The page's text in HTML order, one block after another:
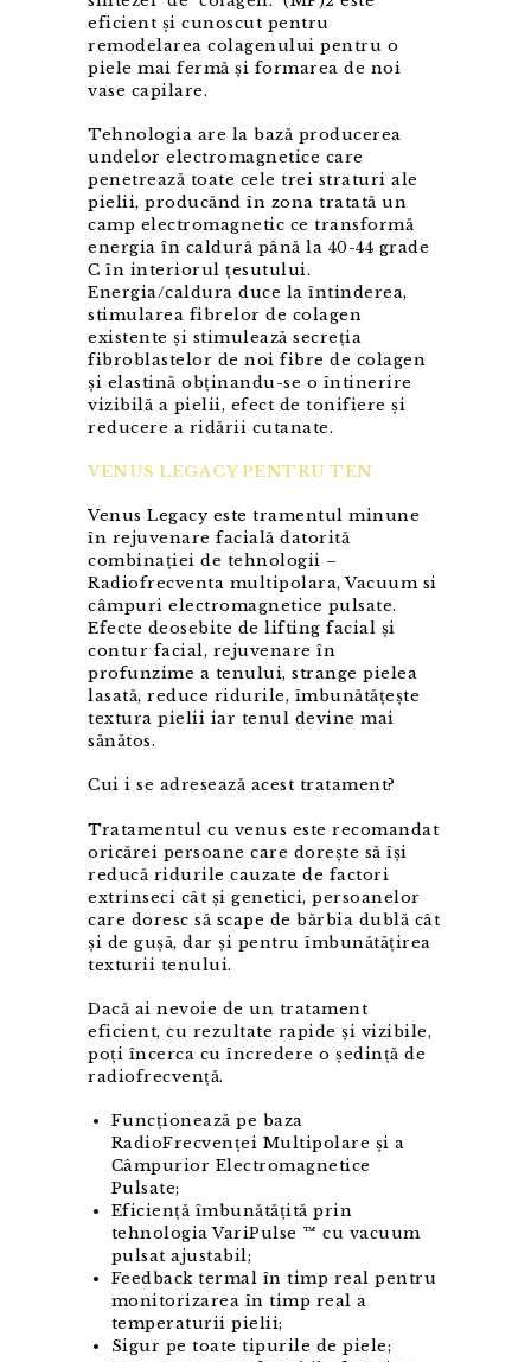
eficient și cunoscut pentru
remodelarea colagenului pentru o
piele mai fermă și formarea de noi
vase capilare.
Tehnologia are la bază producerea
undelor electromagnetice care
penetrează toate cele trei straturi ale
pielii, producănd în zona tratată un
camp electromagnetic ce transformă
energia în caldură până la 40-44 grade
C în interiorul țesutului.
Energia/caldura duce la întinderea,
stimularea fibrelor de colagen
existente și stimulează secreția
fibroblastelor de noi fibre de colagen
și elastină obținandu-se o întinerire
vizibilă a pielii, efect de tonifiere și
reducere a ridării cutanate.
VENUS LEGACY PENTRU TEN
Venus Legacy este tramentul minune
în rejuvenare facială datorită
combinației de tehnologii –
Radiofrecventa multipolara, Vacuum si
câmpuri electromagnetice pulsate.
Efecte deosebite de lifting facial și
contur facial, rejuvenare în
profunzime a tenului, strange pielea
lasată, reduce ridurile, îmbunătățește
textura pielii iar tenul devine mai
sănătos.
Cui i se adresează acest tratament?
Tratamentul cu venus este recomandat
oricărei persoane care dorește să își
reducă ridurile cauzate de factori
extrinseci cât și genetici, persoanelor
care doresc să scape de bărbia dublă cât
și de gușă, dar și pentru îmbunătățirea
texturii tenului.
Dacă ai nevoie de un tratament
eficient, cu rezultate rapide și vizibile,
poți încerca cu încredere o ședință de
radiofrecvență.
Funcționează pe baza
RadioFrecvenței Multipolare și a
Câmpurior Electromagnetice
Pulsate;
Eficiență îmbunătățită prin
tehnologia VariPulse ™ cu vacuum
pulsat ajustabil;
Feedback termal în timp real pentru
monitorizarea în timp real a
temperaturii pielii;
Sigur pe toate tipurile de piele;